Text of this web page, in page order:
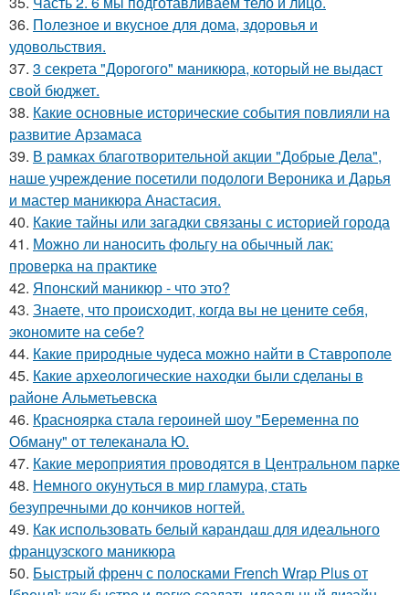
36. Полезное и вкусное для дома, здоровья и
удовольствия.
37. 3 секрета "Дорогого" маникюра, который не выдаст
свой бюджет.
38. Какие основные исторические события повлияли на
развитие Арзамаса
39. В рамках благотворительной акции "Добрые Дела",
наше учреждение посетили подологи Вероника и Дарья
и мастер маникюра Анастасия.
40. Какие тайны или загадки связаны с историей города
41. Можно ли наносить фольгу на обычный лак:
проверка на практике
42. Японский маникюр - что это?
43. Знаете, что происходит, когда вы не цените себя,
экономите на себе?
44. Какие природные чудеса можно найти в Ставрополе
45. Какие археологические находки были сделаны в
районе Альметьевска
46. Красноярка стала героиней шоу "Беременна по
Обману" от телеканала Ю.
47. Какие мероприятия проводятся в Центральном парке
48. Немного окунуться в мир гламура, стать
безупречными до кончиков ногтей.
49. Как использовать белый карандаш для идеального
французского маникюра
50. Быстрый френч с полосками French Wrap Plus от